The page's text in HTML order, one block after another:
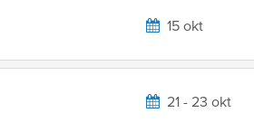
15 okt
21 - 23 okt